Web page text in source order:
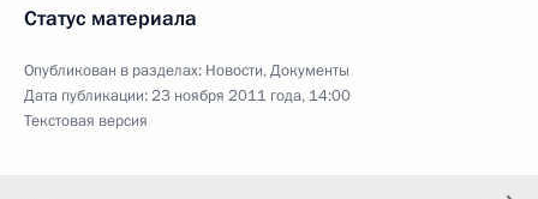
Статус материала
Опубликован в разделах: Новости,Документы
Дата публикации:23 ноября 2011 года, 14:00
Текстовая версия